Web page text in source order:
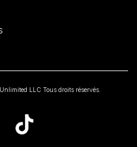
LLC Tous droits réservés.